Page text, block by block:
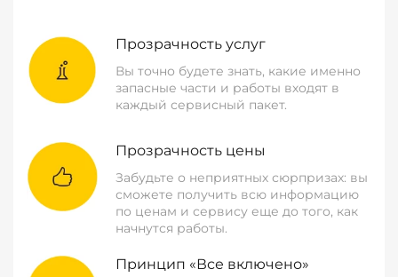
Прозрачность услуг
Вы точно будете знать, какие именно
запасные части и работы входят в
каждый сервисный пакет.
Прозрачность цены
Забудьте о неприятных сюрпризах: вы
сможете получить всю информацию
по ценам и сервису еще до того, как
начнутся работы.
Принцип «Все включено»